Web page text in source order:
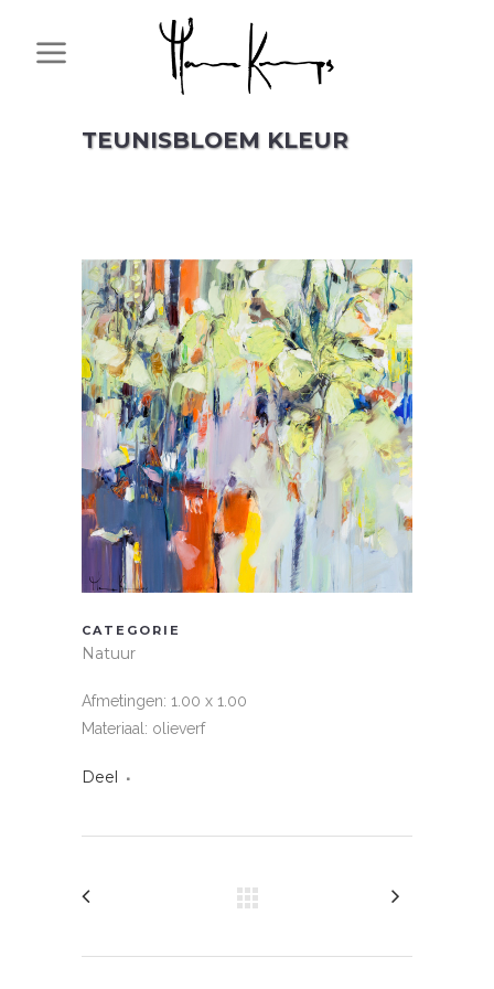
TEUNISBLOEM KLEUR
CATEGORIE
Natuur
Afmetingen: 1.00 x 1.00
Materiaal: olieverf
Deel